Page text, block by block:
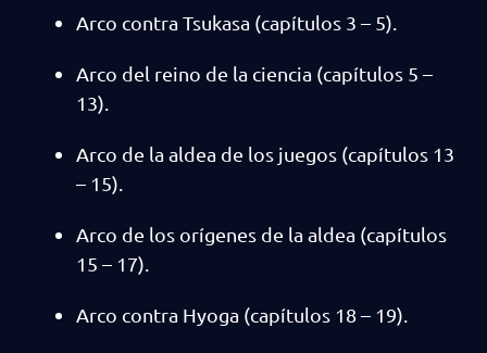
Arco contra Tsukasa (capítulos 3 – 5).
Arco del reino de la ciencia (capítulos 5 –
13).
Arco de la aldea de los juegos (capítulos 13
– 15).
Arco de los orígenes de la aldea (capítulos
15 – 17).
Arco contra Hyoga (capítulos 18 – 19).